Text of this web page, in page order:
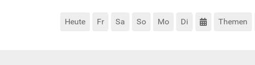
Heute Fr Sa So Mo Di Themen